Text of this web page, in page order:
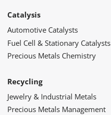
Catalysis
Automotive Catalysts
Fuel Cell & Stationary Catalysts
Precious Metals Chemistry
Recycling
Jewelry & Industrial Metals
Precious Metals Management